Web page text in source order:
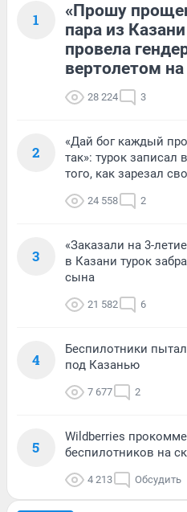
1
«Прошу
пара из
провела
вертолетом
28 224 3
2
«Дай бог каждый
так»: турок
того, как зарезал
24 558 2
3
«Заказали на 3-
в Казани турок
сына
21 582 6
4
Беспилотники
под Казанью
7 677 2
5
Wildberries
беспилотников на
4 213 Обсудить